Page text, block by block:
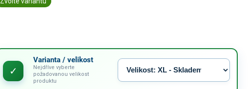
Varianta / velikost
Nejdříve vyberte
požadovanou velikost
produktu